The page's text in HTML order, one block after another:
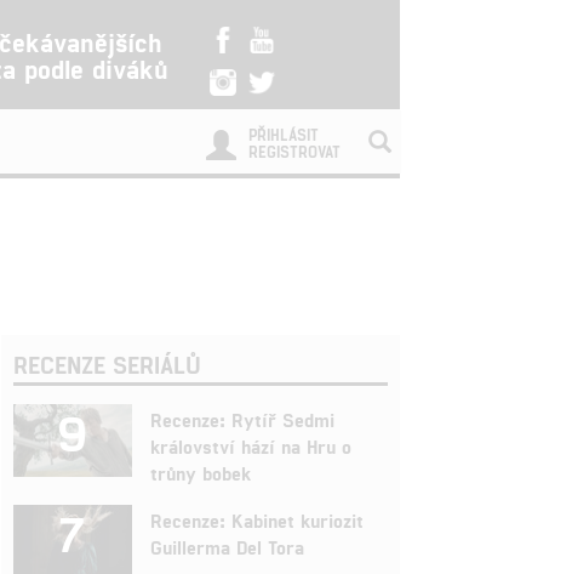
podle diváků
PŘIHLÁSIT
REGISTROVAT
RECENZE SERIÁLŮ
9
Recenze: Rytíř Sedmi
království hází na Hru o
trůny bobek
7
Recenze: Kabinet kuriozit
Guillerma Del Tora